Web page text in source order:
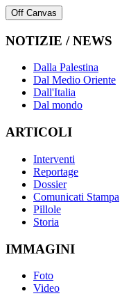
Off Canvas
NOTIZIE / NEWS
Dalla Palestina
Dal Medio Oriente
Dall'Italia
Dal mondo
ARTICOLI
Interventi
Reportage
Dossier
Comunicati Stampa
Pillole
Storia
IMMAGINI
Foto
Video